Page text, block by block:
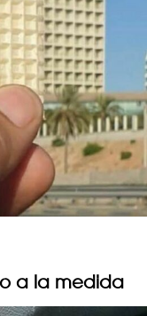
a la medida